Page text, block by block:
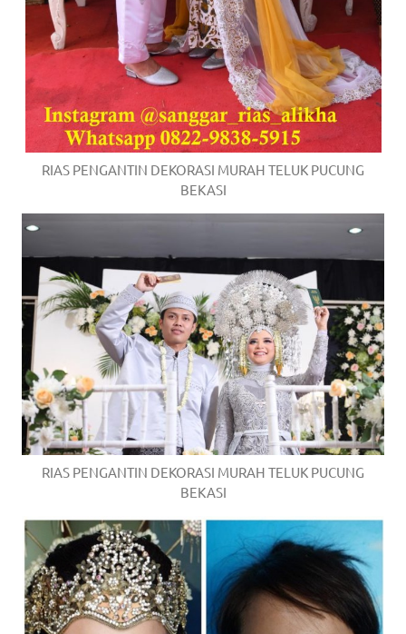
RIAS PENGANTIN DEKORASI MURAH TELUK PUCUNG
BEKASI
RIAS PENGANTIN DEKORASI MURAH TELUK PUCUNG
BEKASI